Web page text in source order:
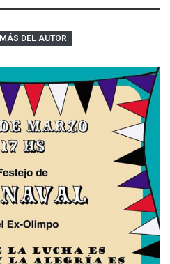
MÁS DEL AUTOR